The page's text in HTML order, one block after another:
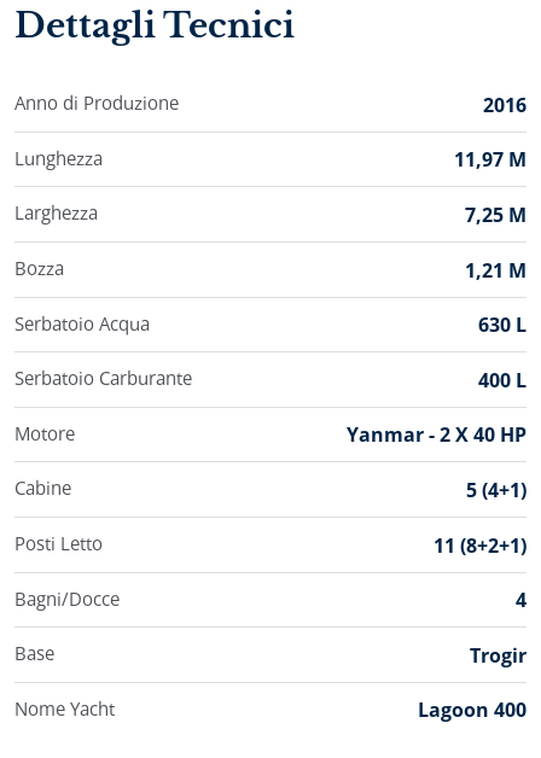
Dettagli Tecnici
Anno di Produzione 2016
Lunghezza 11,97 M
Larghezza 7,25 M
Bozza 1,21 M
Serbatoio Acqua 630 L
Serbatoio Carburante 400 L
Motore Yanmar - 2 X 40 HP
Cabine 5 (4+1)
Posti Letto 11 (8+2+1)
Bagni/Docce 4
Base Trogir
Nome Yacht Lagoon 400